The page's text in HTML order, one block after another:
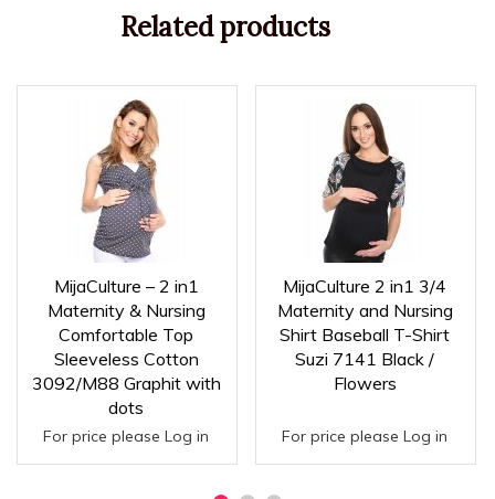
Related products
MijaCulture – 2 in1
Maternity & Nursing
Comfortable Top
Sleeveless Cotton
3092/M88 Graphit with
dots
For price please Log in
MijaCulture 2 in1 3/4
Maternity and Nursing
Shirt Baseball T-Shirt
Suzi 7141 Black /
Flowers
For price please Log in